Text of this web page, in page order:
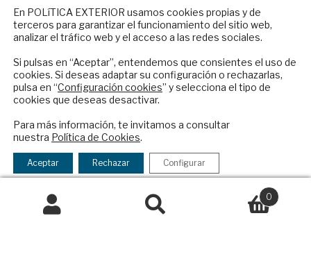
Condiciones generales de contratación
Colaboraciones
Publicidad
Contacto
Política Exterior
Informe Semanal de Política Exterior
Afkar/Ideas
© 2026 - Fundación Análisis de Política
Exterior. Todos los derechos reservadosAviso
Legal
Política de Privacidad y de Cookies
Buscar
0
En POLíTICA EXTERIOR usamos cookies propias y de
terceros para garantizar el funcionamiento del sitio web,
analizar el tráfico web y el acceso a las redes sociales.
Si pulsas en “Aceptar”, entendemos que consientes el uso de
cookies. Si deseas adaptar su configuración o rechazarlas,
pulsa en “Configuración cookies” y selecciona el tipo de
cookies que deseas desactivar.
Para más información, te invitamos a consultar
nuestra Política de Cookies.
Aceptar Rechazar Configurar
NEWSLETTER
Suscríbase a nuestro boletín electrónico y
reciba en su correo el mejor análisis
internacional en español.
Checkbox
acepto
la
política
de
política de privacidad